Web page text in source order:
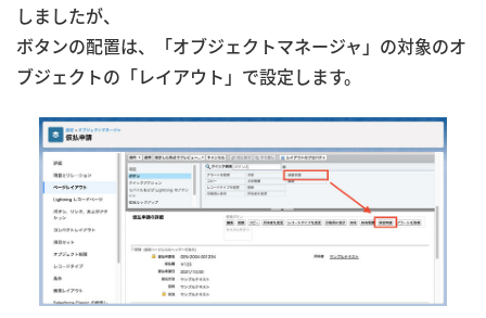
しましたが、
ボタンの配置は、「オブジェクトマネージャ」の対象のオ
ブジェクトの「レイアウト」で設定します。